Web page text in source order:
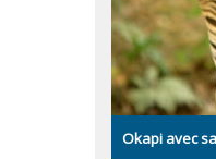
Okapi avec